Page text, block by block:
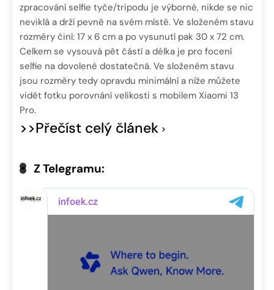
zpracování selfie tyče/tripodu je výborné, nikde se nic
neviklá a drží pevně na svém místě. Ve složeném stavu
rozměry činí: 17 x 6 cm a po vysunutí pak 30 x 72 cm.
Celkem se vysouvá pět částí a délka je pro focení
selfie na dovolené dostatečná. Ve složeném stavu
jsou rozměry tedy opravdu minimální a níže můžete
vidět fotku porovnání velikosti s mobilem Xiaomi 13
Pro.
>>Přečíst celý článek
Z Telegramu: